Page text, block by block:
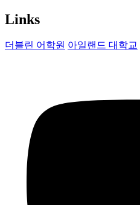
Links
더블린 어학원 아일랜드 대학교